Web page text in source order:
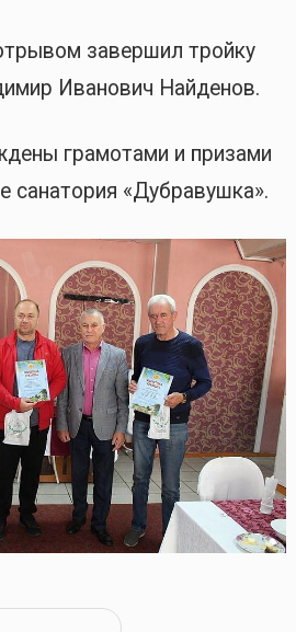
завершил тройку
Иванович Найденов.
грамотами и призами
санатория «Дубравушка».